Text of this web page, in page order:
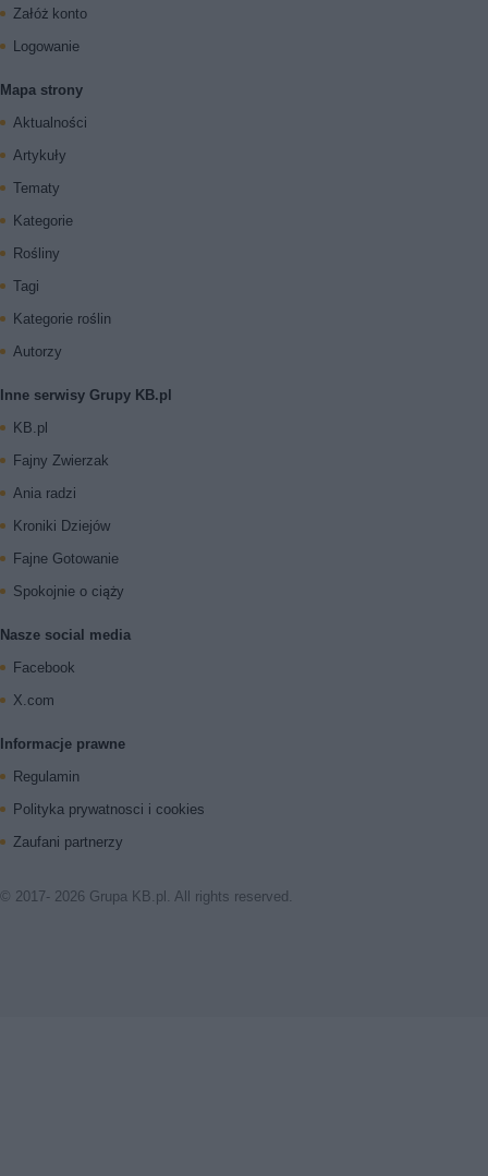
Załóż konto
Logowanie
Mapa strony
Aktualności
Artykuły
Tematy
Kategorie
Rośliny
Tagi
Kategorie roślin
Autorzy
Inne serwisy Grupy KB.pl
KB.pl
Fajny Zwierzak
Ania radzi
Kroniki Dziejów
Fajne Gotowanie
Spokojnie o ciąży
Nasze social media
Facebook
X.com
Informacje prawne
Regulamin
Polityka prywatnosci i cookies
Zaufani partnerzy
© 2017- 2026 Grupa KB.pl. All rights reserved.